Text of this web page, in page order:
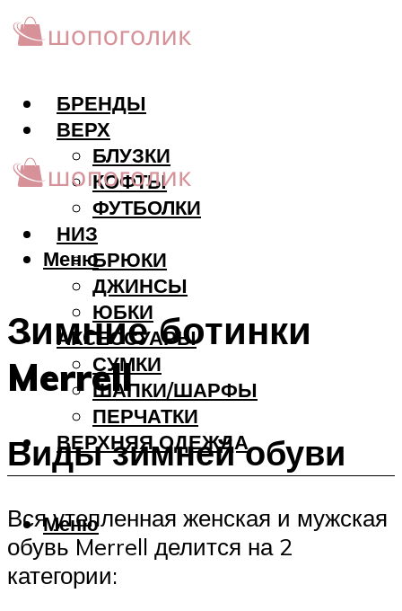
БРЕНДЫ
ВЕРХ
БЛУЗКИ
КОФТЫ
ФУТБОЛКИ
НИЗ
БРЮКИ
ДЖИНСЫ
ЮБКИ
АКCЕССУАРЫ
СУМКИ
ШАПКИ/ШАРФЫ
ПЕРЧАТКИ
ВЕРХНЯЯ ОДЕЖДА
Меню
Меню
Зимние ботинки
Merrell
Виды зимней обуви
Вся утепленная женская и мужская
обувь Merrell делится на 2
категории: